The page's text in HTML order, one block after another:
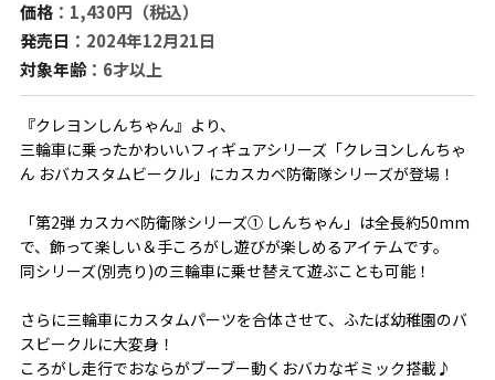
価格：1,430円（税込）
発売日 ：2024年12月21日
対象年齢：6才以上
『クレヨンしんちゃん』より、
三輪車に乗ったかわいいフィギュアシリーズ「クレヨンしんちゃ
ん おバカスタムビークル」にカスカベ防衛隊シリーズが登場！
「第2弾 カスカベ防衛隊シリーズ① しんちゃん」は全長約50mm
で、飾って楽しい＆手ころがし遊びが楽しめるアイテムです。
同シリーズ(別売り)の三輪車に乗せ替えて遊ぶことも可能！
さらに三輪車にカスタムパーツを合体させて、ふたば幼稚園のバ
スビークルに大変身！
ころがし走行でおならがブーブー動くおバカなギミック搭載♪